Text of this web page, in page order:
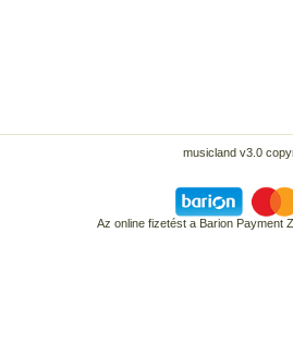
musicland v3.0
Az online fizetést a Barion Payment